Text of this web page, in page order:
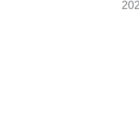
的网络连接，
网站